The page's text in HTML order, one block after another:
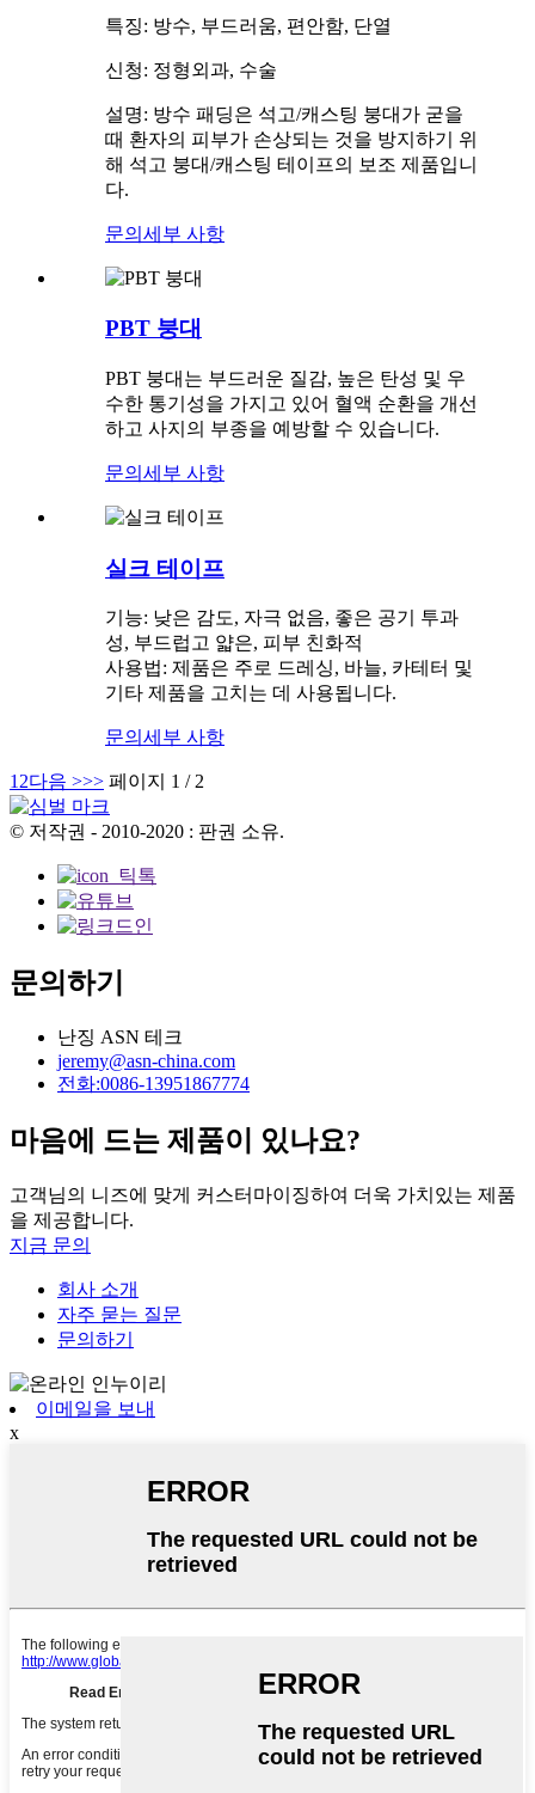
특징: 방수, 부드러움, 편안함, 단열
신청: 정형외과, 수술
설명: 방수 패딩은 석고/캐스팅 붕대가 굳을
때 환자의 피부가 손상되는 것을 방지하기 위
해 석고 붕대/캐스팅 테이프의 보조 제품입니
다.
문의 세부 사항
PBT 붕대
PBT 붕대는 부드러운 질감, 높은 탄성 및 우
수한 통기성을 가지고 있어 혈액 순환을 개선
하고 사지의 부종을 예방할 수 있습니다.
문의 세부 사항
실크 테이프
기능: 낮은 감도, 자극 없음, 좋은 공기 투과
성, 부드럽고 얇은, 피부 친화적
사용법: 제품은 주로 드레싱, 바늘, 카테터 및
기타 제품을 고치는 데 사용됩니다.
문의 세부 사항
12다음 >>> 페이지 1 / 2
© 저작권 - 2010-2020 : 판권 소유.
문의하기
난징 ASN 테크
jeremy@asn-china.com
전화:0086-13951867774
마음에 드는 제품이 있나요?
고객님의 니즈에 맞게 커스터마이징하여 더욱 가치있는 제품
을 제공합니다.
지금 문의
회사 소개
자주 묻는 질문
문의하기
이메일을 보내
x